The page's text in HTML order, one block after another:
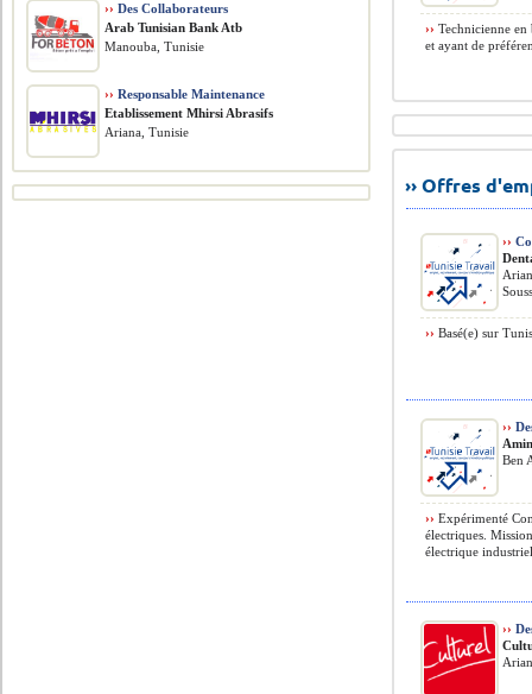
›› Technicienne
et ayant de
›› Offres
››
›› Basé(e) sur
››
Ben
›› Expérimenté
électriques.
électrique
››
›› Des Collaborateurs
Arab Tunisian Bank Atb
Manouba, Tunisie
›› Responsable Maintenance
Etablissement Mhirsi Abrasifs
Ariana, Tunisie